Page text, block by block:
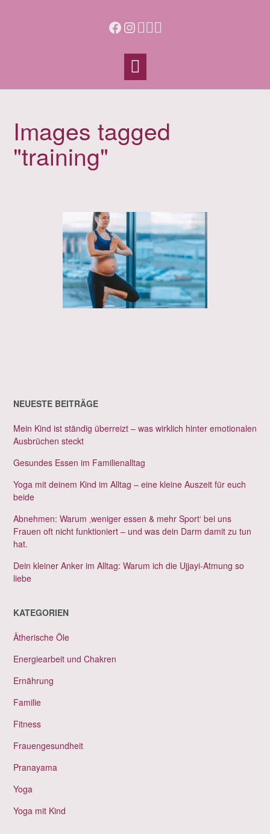
Facebook
Instagram
Images tagged
"training"
NEUESTE BEITRÄGE
Mein Kind ist ständig überreizt – was wirklich hinter emotionalen
Ausbrüchen steckt
Gesundes Essen im Familienalltag
Yoga mit deinem Kind im Alltag – eine kleine Auszeit für euch
beide
Abnehmen: Warum ‚weniger essen & mehr Sport‘ bei uns
Frauen oft nicht funktioniert – und was dein Darm damit zu tun
hat.
Dein kleiner Anker im Alltag: Warum ich die Ujjayi-Atmung so
liebe
KATEGORIEN
Ätherische Öle
Energiearbeit und Chakren
Ernährung
Familie
Fitness
Frauengesundheit
Pranayama
Yoga
Yoga mit Kind